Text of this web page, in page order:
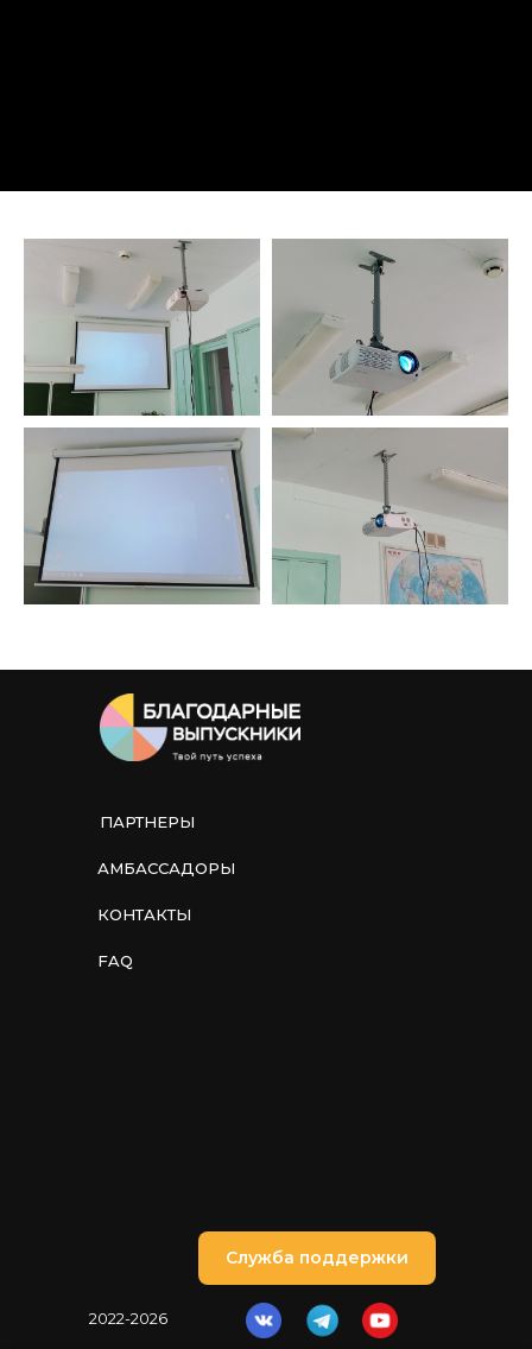
2022-2026
Служба поддержки
АМБАССАДОРЫ
FAQ
КОНТАКТЫ
ПАРТНЕРЫ